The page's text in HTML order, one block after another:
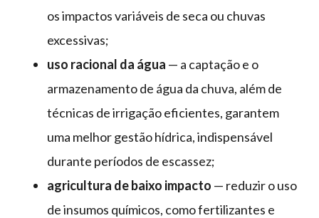
os impactos variáveis de seca ou chuvas
excessivas;
uso racional da água — a captação e o
armazenamento de água da chuva, além de
técnicas de irrigação eficientes, garantem
uma melhor gestão hídrica, indispensável
durante períodos de escassez;
agricultura de baixo impacto — reduzir o uso
de insumos químicos, como fertilizantes e